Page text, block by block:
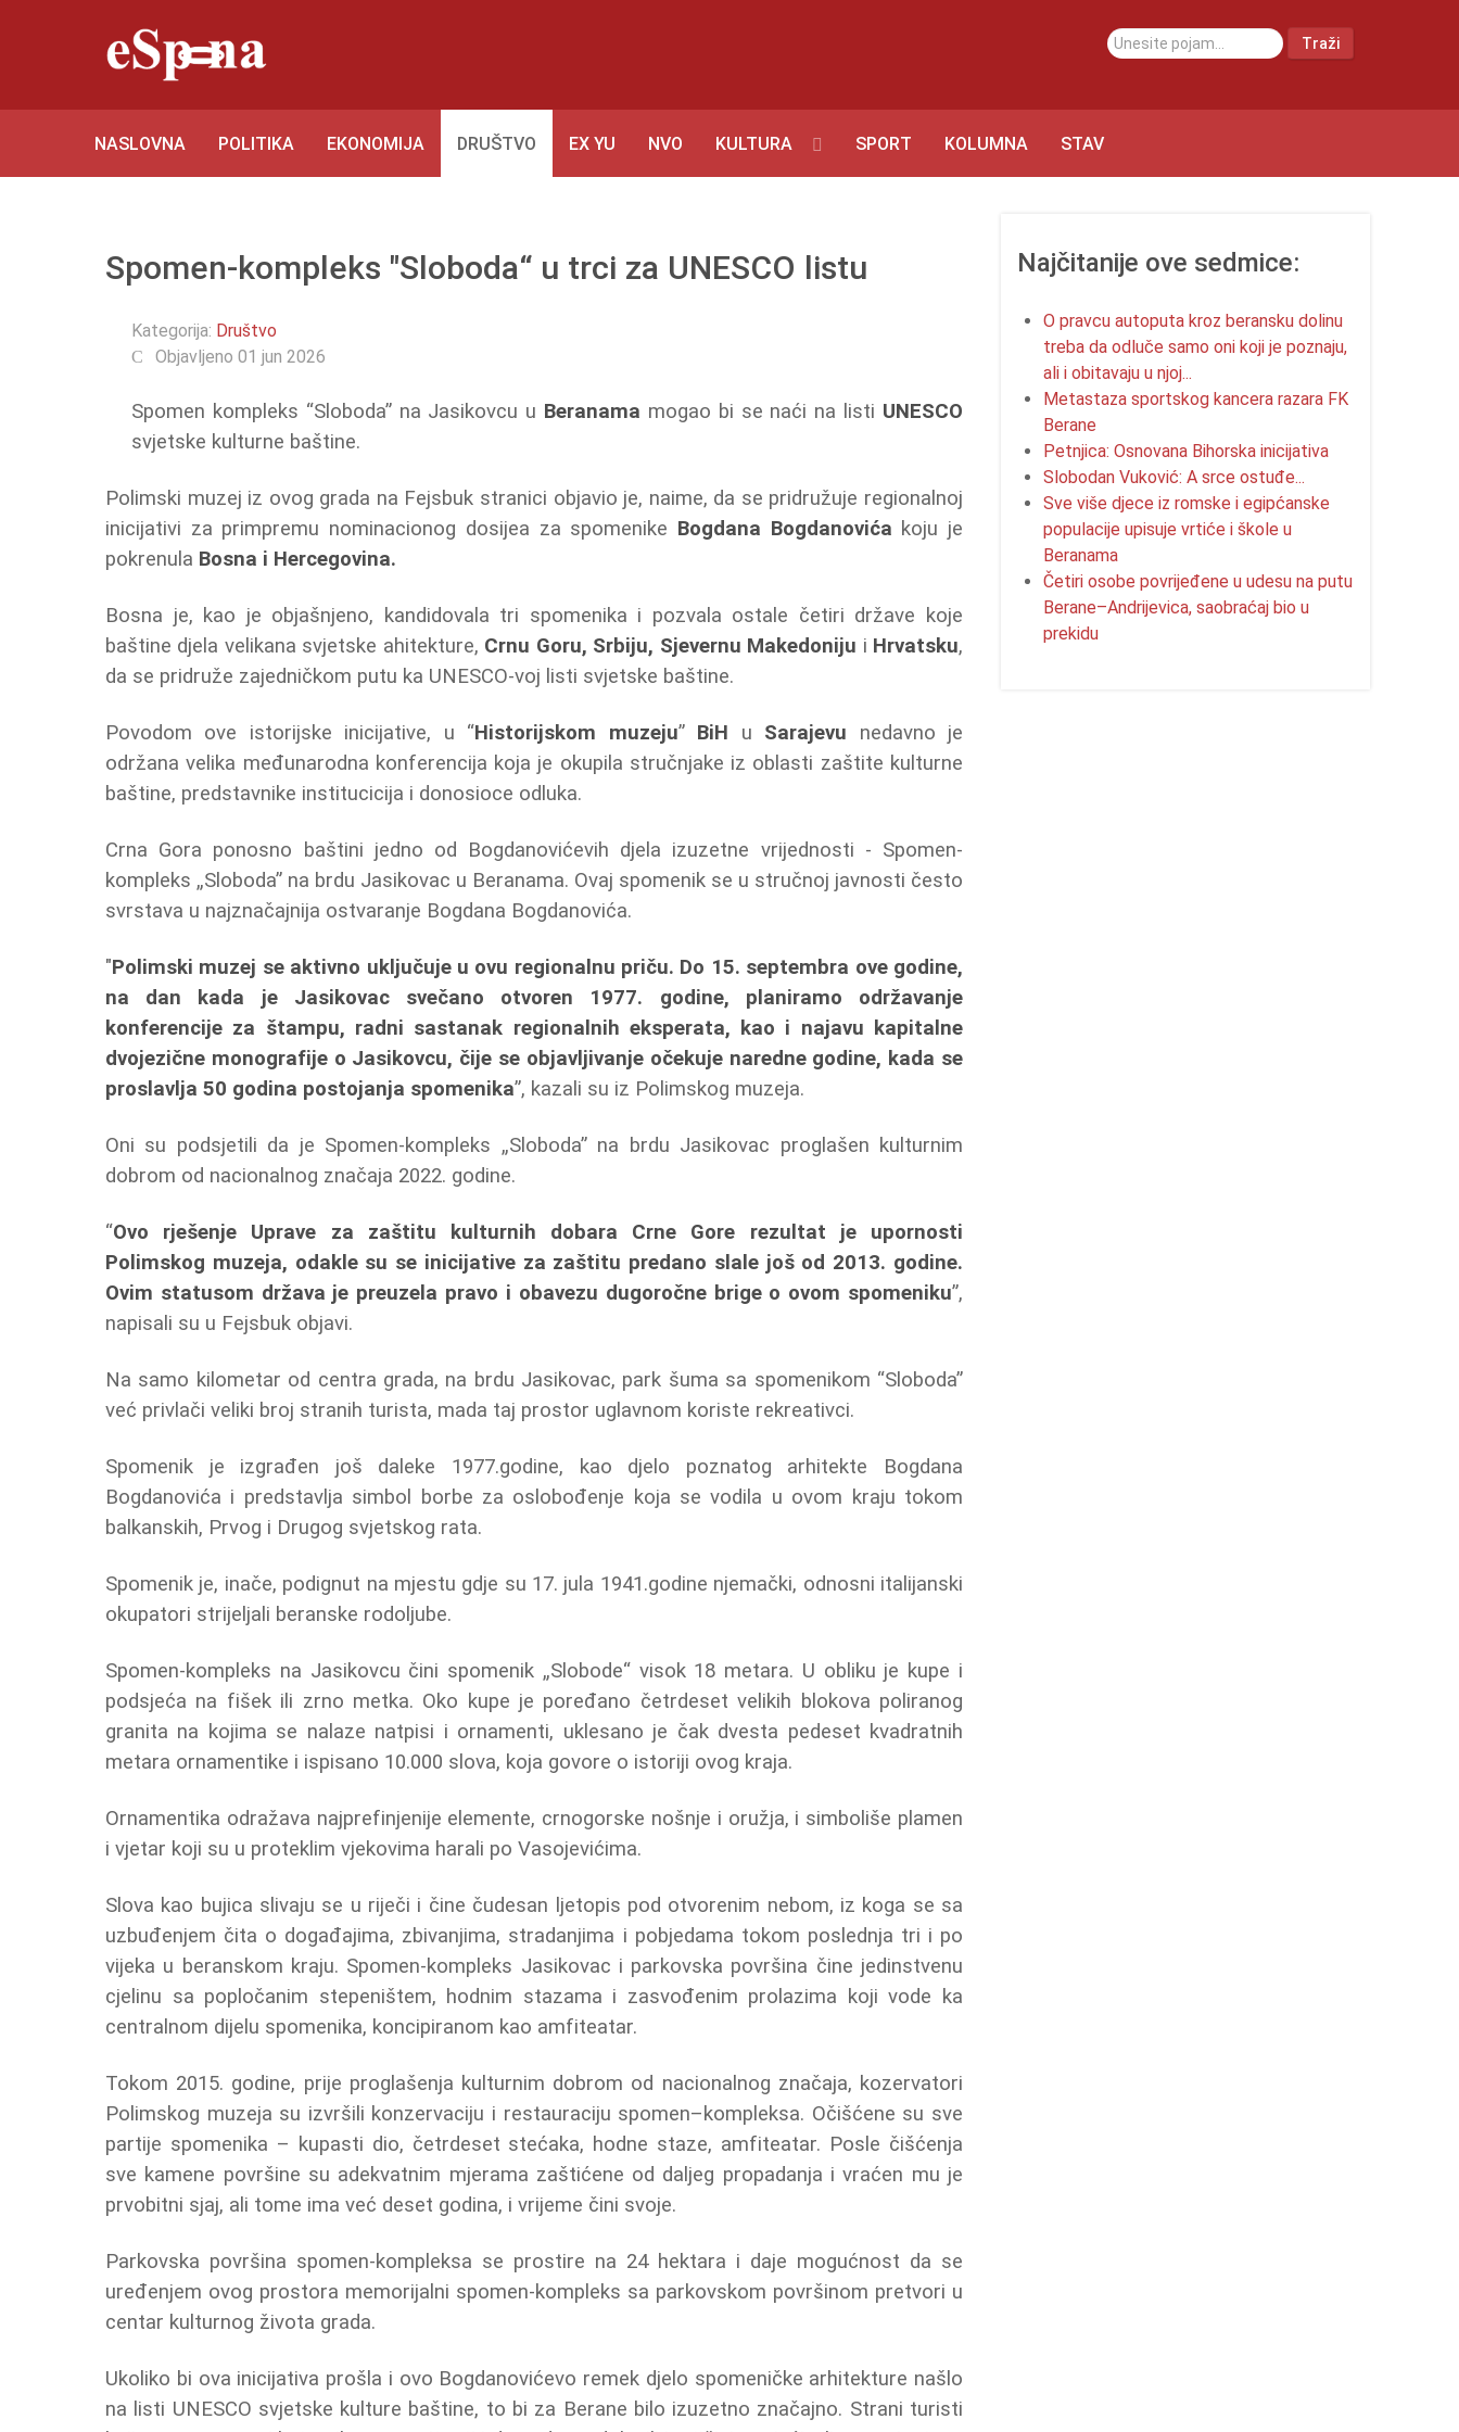
traži... Traži
NASLOVNA POLITIKA EKONOMIJA DRUŠTVO EX YU NVO KULTURA SPORT KOLUMNA STAV
Spomen-kompleks "Sloboda“ u trci za UNESCO listu
Kategorija: Društvo
Objavljeno 01 jun 2026
Spomen kompleks “Sloboda” na Jasikovcu u Beranama mogao bi se naći na listi UNESCO
svjetske kulturne baštine.
Polimski muzej iz ovog grada na Fejsbuk stranici objavio je, naime, da se pridružuje regionalnoj
inicijativi za primpremu nominacionog dosijea za spomenike Bogdana Bogdanovića koju je
pokrenula Bosna i Hercegovina.
Bosna je, kao je objašnjeno, kandidovala tri spomenika i pozvala ostale četiri države koje
baštine djela velikana svjetske ahitekture, Crnu Goru, Srbiju, Sjevernu Makedoniju i Hrvatsku,
da se pridruže zajedničkom putu ka UNESCO-voj listi svjetske baštine.
Povodom ove istorijske inicijative, u “Historijskom muzeju” BiH u Sarajevu nedavno je
održana velika međunarodna konferencija koja je okupila stručnjake iz oblasti zaštite kulturne
baštine, predstavnike institucicija i donosioce odluka.
Crna Gora ponosno baštini jedno od Bogdanovićevih djela izuzetne vrijednosti - Spomen-
kompleks „Sloboda” na brdu Jasikovac u Beranama. Ovaj spomenik se u stručnoj javnosti često
svrstava u najznačajnija ostvaranje Bogdana Bogdanovića.
"Polimski muzej se aktivno uključuje u ovu regionalnu priču. Do 15. septembra ove godine,
na dan kada je Jasikovac svečano otvoren 1977. godine, planiramo održavanje
konferencije za štampu, radni sastanak regionalnih eksperata, kao i najavu kapitalne
dvojezične monografije o Jasikovcu, čije se objavljivanje očekuje naredne godine, kada se
proslavlja 50 godina postojanja spomenika”, kazali su iz Polimskog muzeja.
Oni su podsjetili da je Spomen-kompleks „Sloboda” na brdu Jasikovac proglašen kulturnim
dobrom od nacionalnog značaja 2022. godine.
“Ovo rješenje Uprave za zaštitu kulturnih dobara Crne Gore rezultat je upornosti
Polimskog muzeja, odakle su se inicijative za zaštitu predano slale još od 2013. godine.
Ovim statusom država je preuzela pravo i obavezu dugoročne brige o ovom spomeniku”,
napisali su u Fejsbuk objavi.
Na samo kilometar od centra grada, na brdu Jasikovac, park šuma sa spomenikom “Sloboda”
već privlači veliki broj stranih turista, mada taj prostor uglavnom koriste rekreativci.
Spomenik je izgrađen još daleke 1977.godine, kao djelo poznatog arhitekte Bogdana
Bogdanovića i predstavlja simbol borbe za oslobođenje koja se vodila u ovom kraju tokom
balkanskih, Prvog i Drugog svjetskog rata.
Spomenik je, inače, podignut na mjestu gdje su 17. jula 1941.godine njemački, odnosni italijanski
okupatori strijeljali beranske rodoljube.
Spomen-kompleks na Jasikovcu čini spomenik „Slobode“ visok 18 metara. U obliku je kupe i
podsjeća na fišek ili zrno metka. Oko kupe je poređano četrdeset velikih blokova poliranog
granita na kojima se nalaze natpisi i ornamenti, uklesano je čak dvesta pedeset kvadratnih
metara ornamentike i ispisano 10.000 slova, koja govore o istoriji ovog kraja.
Ornamentika odražava najprefinjenije elemente, crnogorske nošnje i oružja, i simboliše plamen
i vjetar koji su u proteklim vjekovima harali po Vasojevićima.
Slova kao bujica slivaju se u riječi i čine čudesan ljetopis pod otvorenim nebom, iz koga se sa
uzbuđenjem čita o događajima, zbivanjima, stradanjima i pobjedama tokom poslednja tri i po
vijeka u beranskom kraju. Spomen-kompleks Jasikovac i parkovska površina čine jedinstvenu
cjelinu sa popločanim stepeništem, hodnim stazama i zasvođenim prolazima koji vode ka
centralnom dijelu spomenika, koncipiranom kao amfiteatar.
Tokom 2015. godine, prije proglašenja kulturnim dobrom od nacionalnog značaja, kozervatori
Polimskog muzeja su izvršili konzervaciju i restauraciju spomen–kompleksa. Očišćene su sve
partije spomenika – kupasti dio, četrdeset stećaka, hodne staze, amfiteatar. Posle čišćenja
sve kamene površine su adekvatnim mjerama zaštićene od daljeg propadanja i vraćen mu je
prvobitni sjaj, ali tome ima već deset godina, i vrijeme čini svoje.
Parkovska površina spomen-kompleksa se prostire na 24 hektara i daje mogućnost da se
uređenjem ovog prostora memorijalni spomen-kompleks sa parkovskom površinom pretvori u
centar kulturnog života grada.
Ukoliko bi ova inicijativa prošla i ovo Bogdanovićevo remek djelo spomeničke arhitekture našlo
na listi UNESCO svjetske kulture baštine, to bi za Berane bilo izuzetno značajno. Strani turisti
Najčitanije ove sedmice:
O pravcu autoputa kroz beransku dolinu
treba da odluče samo oni koji je poznaju,
ali i obitavaju u njoj...
Metastaza sportskog kancera razara FK
Berane
Petnjica: Osnovana Bihorska inicijativa
Slobodan Vuković: A srce ostuđe...
Sve više djece iz romske i egipćanske
populacije upisuje vrtiće i škole u
Beranama
Četiri osobe povrijeđene u udesu na putu
Berane–Andrijevica, saobraćaj bio u
prekidu